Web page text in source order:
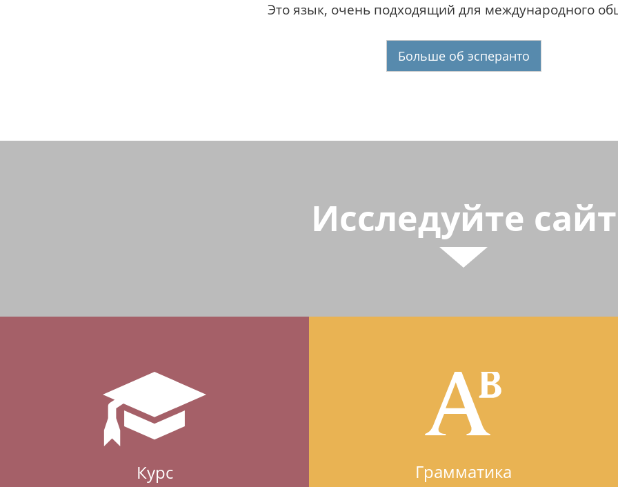
Это язык, очень подходящий для международного
Больше об эсперанто
Исследуйте сайт
Курс Грамматика